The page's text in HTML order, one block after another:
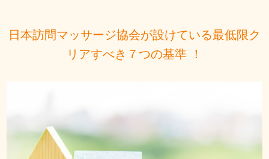
日本訪問マッサージ協会が設けている最低限ク
リアすべき７つの基準 ！